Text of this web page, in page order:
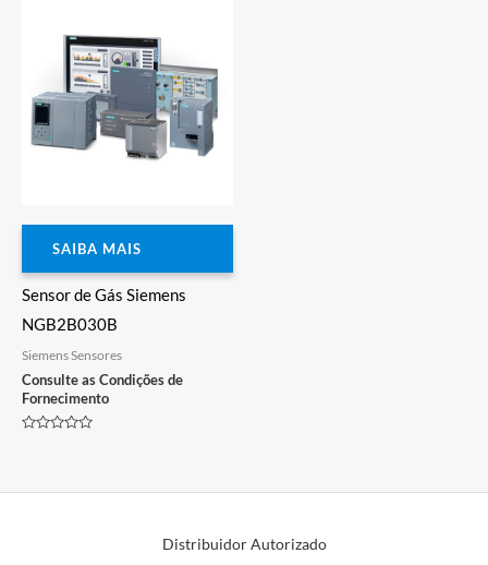
SAIBA MAIS
Sensor de Gás Siemens
NGB2B030B
Siemens Sensores
Consulte as Condições de
Fornecimento
Distribuidor Autorizado